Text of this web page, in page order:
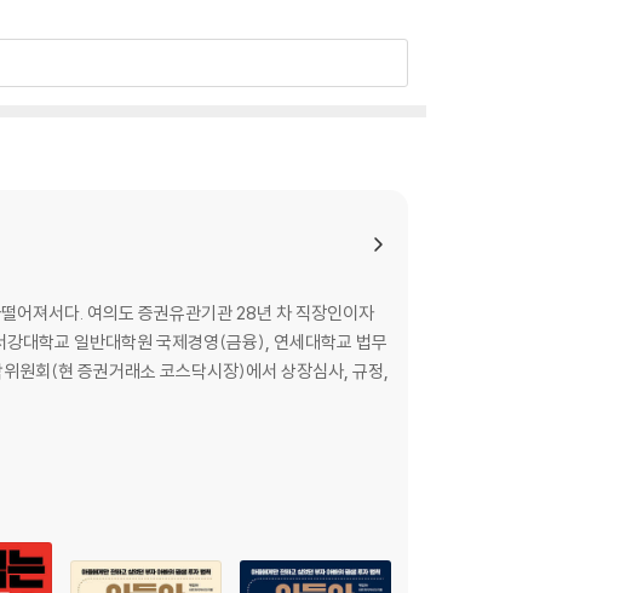
어져서다. 여의도 증권유관기관 28년 차 직장인이자
대학교 일반대학원 국제경영(금융), 연세대학교 법무
원회(현 증권거래소 코스닥시장)에서 상장심사, 규정,